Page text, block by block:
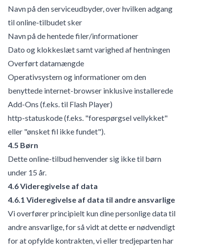
Navn på den serviceudbyder, over hvilken adgang
til online-tilbudet sker
Navn på de hentede filer/informationer
Dato og klokkeslæt samt varighed af hentningen
Overført datamængde
Operativsystem og informationer om den
benyttede internet-browser inklusive installerede
Add-Ons (f.eks. til Flash Player)
http-statuskode (f.eks. "forespørgsel vellykket"
eller "ønsket fil ikke fundet").
4.5 Børn
Dette online-tilbud henvender sig ikke til børn
under 15 år.
4.6 Videregivelse af data
4.6.1 Videregivelse af data til andre ansvarlige
Vi overfører principielt kun dine personlige data til
andre ansvarlige, for så vidt at dette er nødvendigt
for at opfylde kontrakten, vi eller tredjeparten har